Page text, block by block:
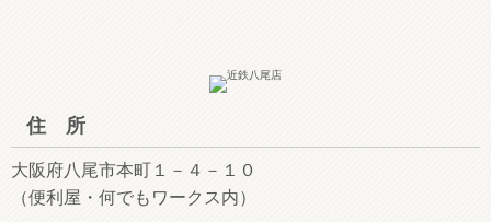
住 所
大阪府八尾市本町１－４－１０
（便利屋・何でもワークス内）